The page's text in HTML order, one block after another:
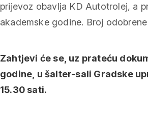
prijevoz obavlja KD Autotrolej, a
akademske godine. Broj
Zahtjevi će se, uz prateću
godine, u šalter-sali Gradske
15.30 sati.